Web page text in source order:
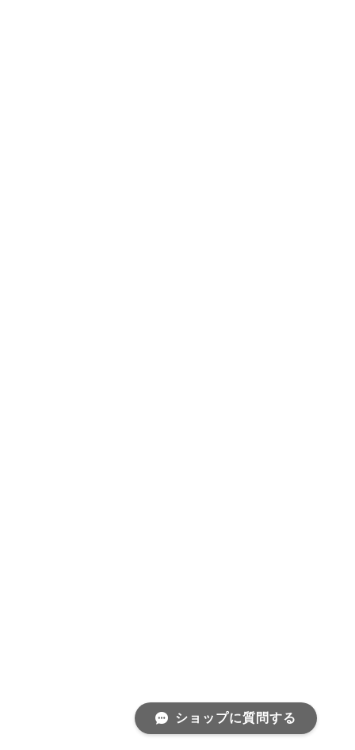
ショップに質問する